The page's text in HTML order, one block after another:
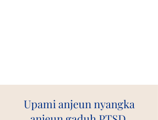
Upami anjeun nyangka